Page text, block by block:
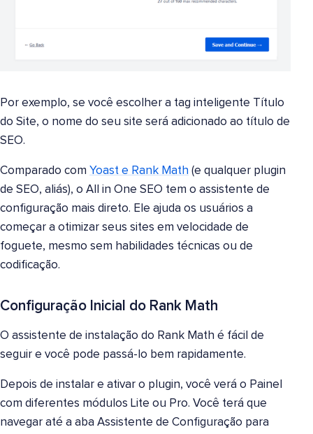
Por exemplo, se você escolher a tag inteligente Título
do Site, o nome do seu site será adicionado ao título de
SEO.
Comparado com Yoast e Rank Math (e qualquer plugin
de SEO, aliás), o All in One SEO tem o assistente de
configuração mais direto. Ele ajuda os usuários a
começar a otimizar seus sites em velocidade de
foguete, mesmo sem habilidades técnicas ou de
codificação.
Configuração Inicial do Rank Math
O assistente de instalação do Rank Math é fácil de
seguir e você pode passá-lo bem rapidamente.
Depois de instalar e ativar o plugin, você verá o Painel
com diferentes módulos Lite ou Pro. Você terá que
navegar até a aba Assistente de Configuração para